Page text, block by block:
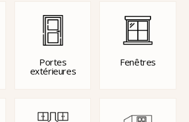
Portes
extérieures
Fenêtres